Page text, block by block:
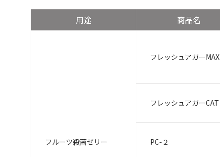
用途 商品名
フルーツ殺菌ゼリー
フレッシュアガーMAX
フレッシュアガーCAT
PC-２